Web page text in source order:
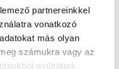
partnereinkkel
vonatkozó
más olyan
számukra vagy az
gyűjtöttek.